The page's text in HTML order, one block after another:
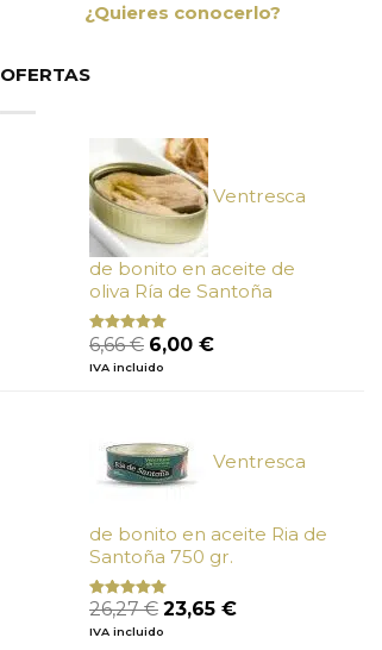
¿Quieres conocerlo?
OFERTAS
Ventresca
de bonito en aceite de
oliva Ría de Santoña
Valorado
con
de 5
6,66€ El
precio
6,00 €El
IVA incluido
Ventresca
de bonito en aceite Ria de
Santoña 750 gr.
Valorado
con
5
26,27€ El
precio
23,65 €El
IVA incluido